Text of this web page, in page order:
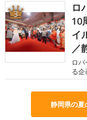
3
ロ
10
イ
／
ロ
る
静岡県の夏